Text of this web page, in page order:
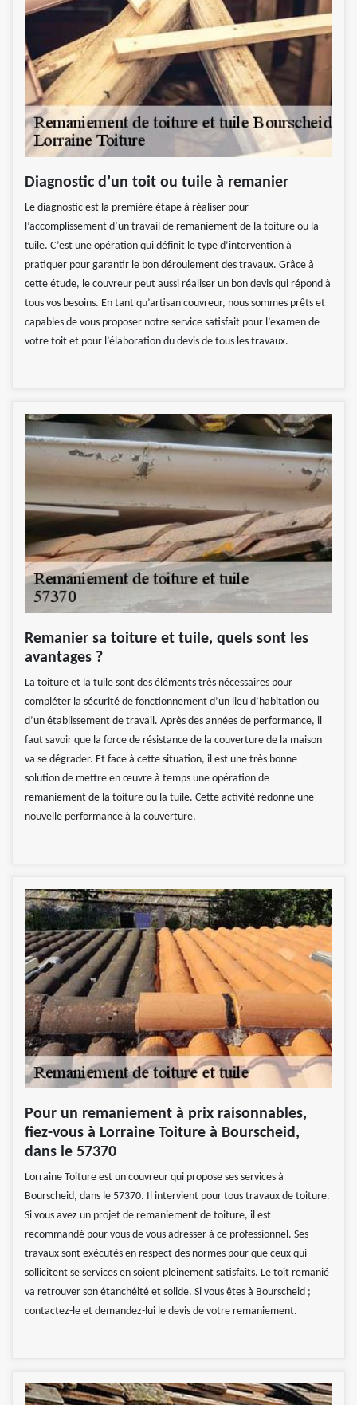
Diagnostic d’un toit ou tuile à remanier
Le diagnostic est la première étape à réaliser pour
l’accomplissement d’un travail de remaniement de la toiture ou la
tuile. C’est une opération qui définit le type d’intervention à
pratiquer pour garantir le bon déroulement des travaux. Grâce à
cette étude, le couvreur peut aussi réaliser un bon devis qui répond à
tous vos besoins. En tant qu’artisan couvreur, nous sommes prêts et
capables de vous proposer notre service satisfait pour l’examen de
votre toit et pour l’élaboration du devis de tous les travaux.
Remanier sa toiture et tuile, quels sont les
avantages ?
La toiture et la tuile sont des éléments très nécessaires pour
compléter la sécurité de fonctionnement d’un lieu d’habitation ou
d’un établissement de travail. Après des années de performance, il
faut savoir que la force de résistance de la couverture de la maison
va se dégrader. Et face à cette situation, il est une très bonne
solution de mettre en œuvre à temps une opération de
remaniement de la toiture ou la tuile. Cette activité redonne une
nouvelle performance à la couverture.
Pour un remaniement à prix raisonnables,
fiez-vous à Lorraine Toiture à Bourscheid,
dans le 57370
Lorraine Toiture est un couvreur qui propose ses services à
Bourscheid, dans le 57370. Il intervient pour tous travaux de toiture.
Si vous avez un projet de remaniement de toiture, il est
recommandé pour vous de vous adresser à ce professionnel. Ses
travaux sont exécutés en respect des normes pour que ceux qui
sollicitent se services en soient pleinement satisfaits. Le toit remanié
va retrouver son étanchéité et solide. Si vous êtes à Bourscheid ;
contactez-le et demandez-lui le devis de votre remaniement.